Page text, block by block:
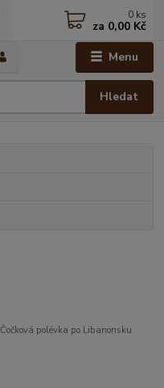
Menu
Hledat
0 ks
za 0,00 Kč
Čočková polévka po Libanonsku